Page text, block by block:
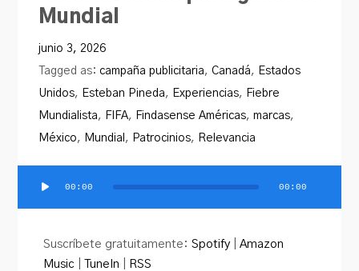
PRODU.com
Mundial
junio 3, 2026
Tagged as: campaña publicitaria,Canadá, Estados
Unidos, Esteban Pineda, Experiencias, Fiebre
Mundialista, FIFA, Findasense Américas,marcas,
México, Mundial , Patrocinios, Relevancia
Reproductor
00:00 00:00
Suscríbete gratuitamente:Spotify |Amazon
Music
TuneIn RSS